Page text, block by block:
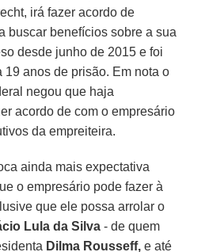
irá fazer acordo de
buscar benefícios sobre a sua
desde junho de 2015 e foi
19 anos de prisão. Em nota o
negou que haja
acordo de com o empresário
da empreiteira.
ainda mais expectativa
o empresário pode fazer à
que ele possa arrolar o
Lula da Silva - de quem
Dilma Rousseff, e até